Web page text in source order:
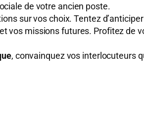
de votre ancien poste.
sur vos choix. Tentez
vos missions futures. Profitez de
, convainquez vos interlocuteurs